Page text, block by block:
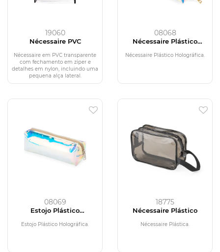
19060
Nécessaire PVC
Nécessaire em PVC transparente
com fechamento em zíper e
detalhes em nylon, incluindo uma
pequena alça lateral.
08068
Nécessaire Plástico
Nécessaire Plástico Holográfica.
08069
Estojo Plástico
Estojo Plástico Holográfica.
18775
Nécessaire Plástico
Nécessaire Plástica.